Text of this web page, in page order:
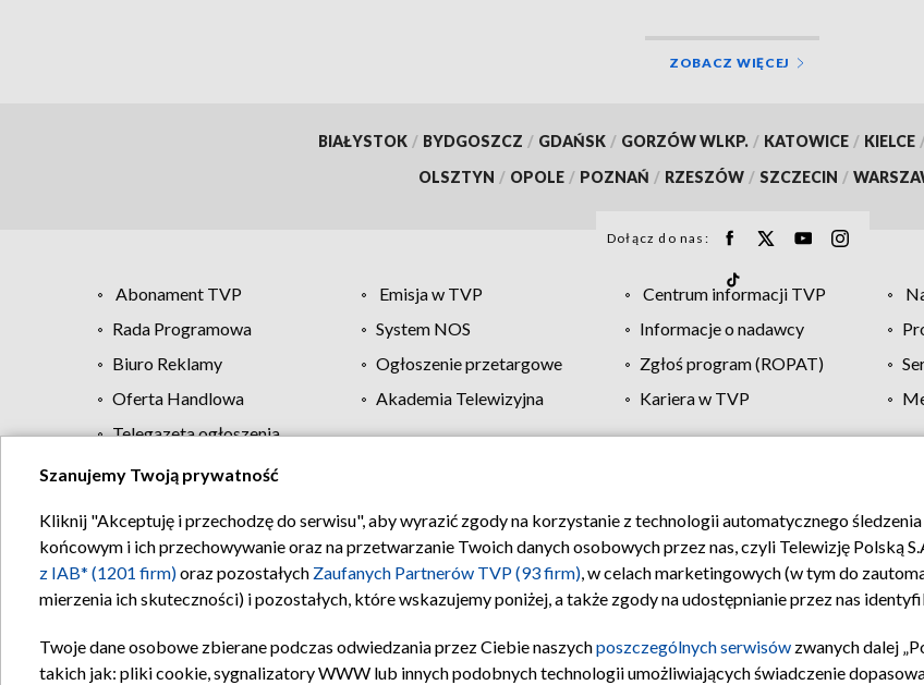
ZOBACZ WIĘCEJ
BIAŁYSTOK / BYDGOSZCZ / GDAŃSK / GORZÓW WLKP. / KATOWICE / KIELCE
OLSZTYN / OPOLE / POZNAŃ / RZESZÓW / SZCZECIN /
Dołącz do nas:
Abonament TVP Emisja w TVP Centrum informacji TVP
Rada Programowa
System NOS Informacje o nadawcy
Biuro Reklamy
Ogłoszenie przetargowe Zgłoś program (ROPAT)
Oferta Handlowa
Akademia Telewizyjna Kariera w TVP
Telegazeta ogłoszenia
Regulamin TVP Polityka prywatności Moje zgody Pomoc
Szanujemy Twoją prywatność
Kliknij "Akceptuję i przechodzę do serwisu", aby wyrazić zgody na korzystanie z technologii automatycznego
końcowym i ich przechowywanie oraz na przetwarzanie Twoich danych osobowych przez nas, czyli Telewizję Polską
z IAB* (1201 firm)oraz pozostałych Zaufanych Partnerów TVP (93 firm), w celach marketingowych (w tym do
mierzenia ich skuteczności) i pozostałych, które wskazujemy poniżej, a także zgody na udostępnianie przez nas
Twoje dane osobowe zbierane podczas odwiedzania przez Ciebie naszychposzczególnych serwisów zwanych dalej
takich jak: pliki cookie, sygnalizatory WWW lub innych podobnych technologii umożliwiających świadczenie